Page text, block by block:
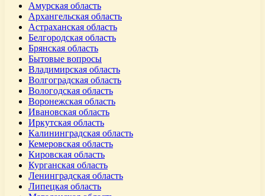
Амурская область
Архангельская область
Астраханская область
Белгородская область
Брянская область
Бытовые вопросы
Владимирская область
Волгоградская область
Вологодская область
Воронежская область
Ивановская область
Иркутская область
Калининградская область
Кемеровская область
Кировская область
Курганская область
Ленинградская область
Липецкая область